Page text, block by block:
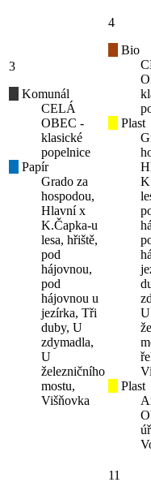
3
Komunál
CELÁ
OBEC -
klasické
popelnice
Papír
Grado za
hospodou,
Hlavní x
K.Čapka-u
lesa, hřiště,
pod
hájovnou,
pod
hájovnou u
jezírka, Tři
duby, U
zdymadla,
U
železničního
mostu,
Višňovka
4
Bio
Plast
U
Plast
11